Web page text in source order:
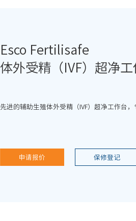
Esco Fertilisafe
体外受精（IVF）超净
先进的辅助生殖体外受精（IVF）超净工作台，
申请报价 保修登记